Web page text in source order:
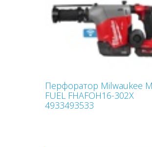
Перфоратор Milwaukee
FUEL FHAFOH16-302X
4933493533